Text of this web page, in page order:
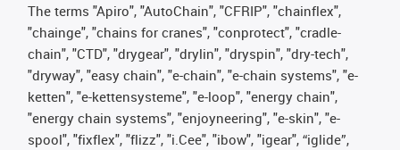
The terms "Apiro", "AutoChain", "CFRIP", "chainflex",
"chainge", "chains for cranes", "conprotect", "cradle-
chain", "CTD", "drygear", "drylin", "dryspin", "dry-tech",
"dryway", "easy chain", "e-chain", "e-chain systems", "e-
ketten", "e-kettensysteme", "e-loop", "energy chain",
"energy chain systems", "enjoyneering", "e-skin", "e-
spool", "fixflex", "flizz", "i.Cee", "ibow", "igear", “iglide”,